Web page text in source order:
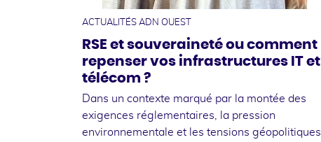
ACTUALITÉS ADN OUEST
RSE et souveraineté ou comment
repenser vos infrastructures IT et
télécom ?
Dans un contexte marqué par la montée des
exigences réglementaires, la pression
environnementale et les tensions géopolitiques,